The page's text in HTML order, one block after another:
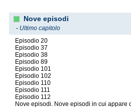
Nove episodi
- Ultimo capitolo
Episodio 20
Episodio 37
Episodio 38
Episodio 89
Episodio 101
Episodio 102
Episodio 110
Episodio 111
Episodio 112
Nove episodi. Nove episodi in cui appare